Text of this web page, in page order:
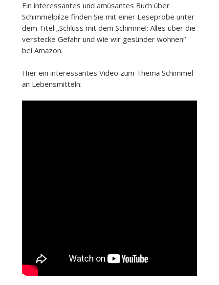
Ein interessantes und amüsantes Buch über
Schimmelpilze finden Sie mit einer Leseprobe unter
dem Titel „Schluss mit dem Schimmel: Alles über die
verstecke Gefahr und wie wir gesünder wohnen“
bei Amazon.
Hier ein interessantes Video zum Thema Schimmel
an Lebensmitteln: